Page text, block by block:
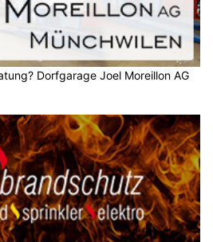
Dorfgarage Joel Moreillon AG